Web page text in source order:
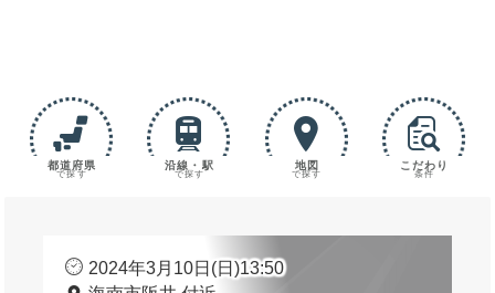
都道府県
で探す
沿線・駅
で探す
地図
で探す
こだわり
条件
2024年3月10日(日)13:50